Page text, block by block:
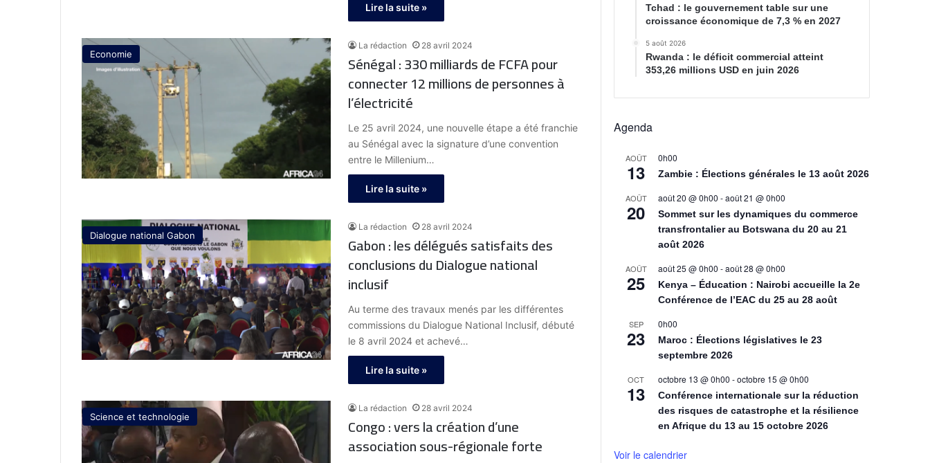
Lire la suite »
Economie
La rédaction 28 avril 2024
Sénégal : 330 milliards de FCFA pour
connecter 12 millions de personnes à
l’électricité
Le 25 avril 2024, une nouvelle étape a été franchie
au Sénégal avec la signature d’une convention
entre le Millenium…
Lire la suite »
Dialogue national Gabon
La rédaction 28 avril 2024
Gabon : les délégués satisfaits des
conclusions du Dialogue national
inclusif
Au terme des travaux menés par les différentes
commissions du Dialogue National Inclusif, débuté
le 8 avril 2024 et achevé…
Lire la suite »
Science et technologie
La rédaction 28 avril 2024
Congo : vers la création d’une
association sous-régionale forte
Tchad : le gouvernement table sur une
croissance économique de 7,3 % en 2027
5 août 2026
Rwanda : le déficit commercial atteint
353,26 millions USD en juin 2026
Agenda
AOÛT
13
0h00
Zambie : Élections générales le 13 août 2026
AOÛT
20
août 20 @ 0h00 -août 21 @ 0h00
Sommet sur les dynamiques du commerce
transfrontalier au Botswana du 20 au 21
août 2026
AOÛT
25
août 25 @ 0h00 -août 28 @ 0h00
Kenya – Éducation : Nairobi accueille la 2e
Conférence de l’EAC du 25 au 28 août
SEP
23
0h00
Maroc : Élections législatives le 23
septembre 2026
OCT
13
octobre 13 @ 0h00 -octobre 15 @ 0h00
Conférence internationale sur la réduction
des risques de catastrophe et la résilience
en Afrique du 13 au 15 octobre 2026
Voir le calendrier